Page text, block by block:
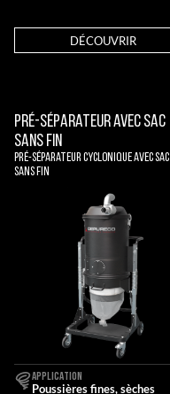
DÉCOUVRIR
Pré-séparateur avec sac
sans fin
Pré-séparateur cyclonique avec sac
sans fin
APPLICATION
Poussières fines, sèches